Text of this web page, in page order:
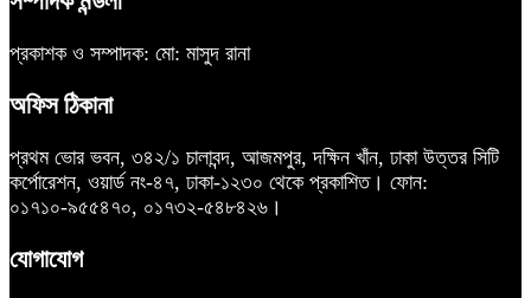
প্রকাশক ও সম্পাদক: মো: মাসুদ রানা
অফিস ঠিকানা
প্রথম ভোর ভবন, ৩৪২/১ চালাবন্দ, আজমপুর, দক্ষিন খাঁন, ঢাকা উত্তর সিটি
কর্পোরেশন, ওয়ার্ড নং-৪৭, ঢাকা-১২৩০ থেকে প্রকাশিত। ফোন:
০১৭১০-৯৫৫৪৭০, ০১৭৩২-৫৪৮৪২৬।
যোগাযোগ